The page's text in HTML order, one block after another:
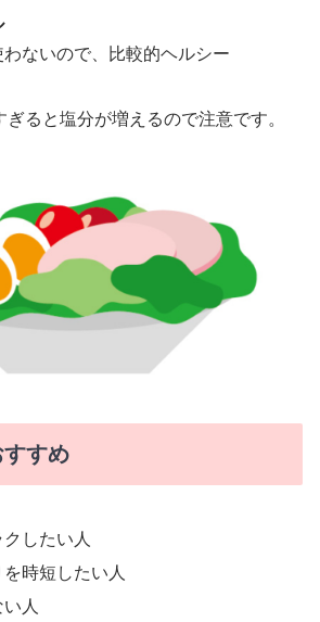
ないので、比較的ヘルシー
ると塩分が増えるので注意です。
すめ
したい人
時短したい人
人